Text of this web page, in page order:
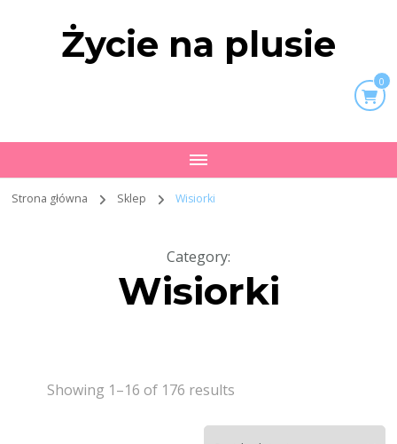
Życie na plusie
0
Strona główna Sklep Wisiorki
Category:
Wisiorki
Showing 1–16 of 176 results